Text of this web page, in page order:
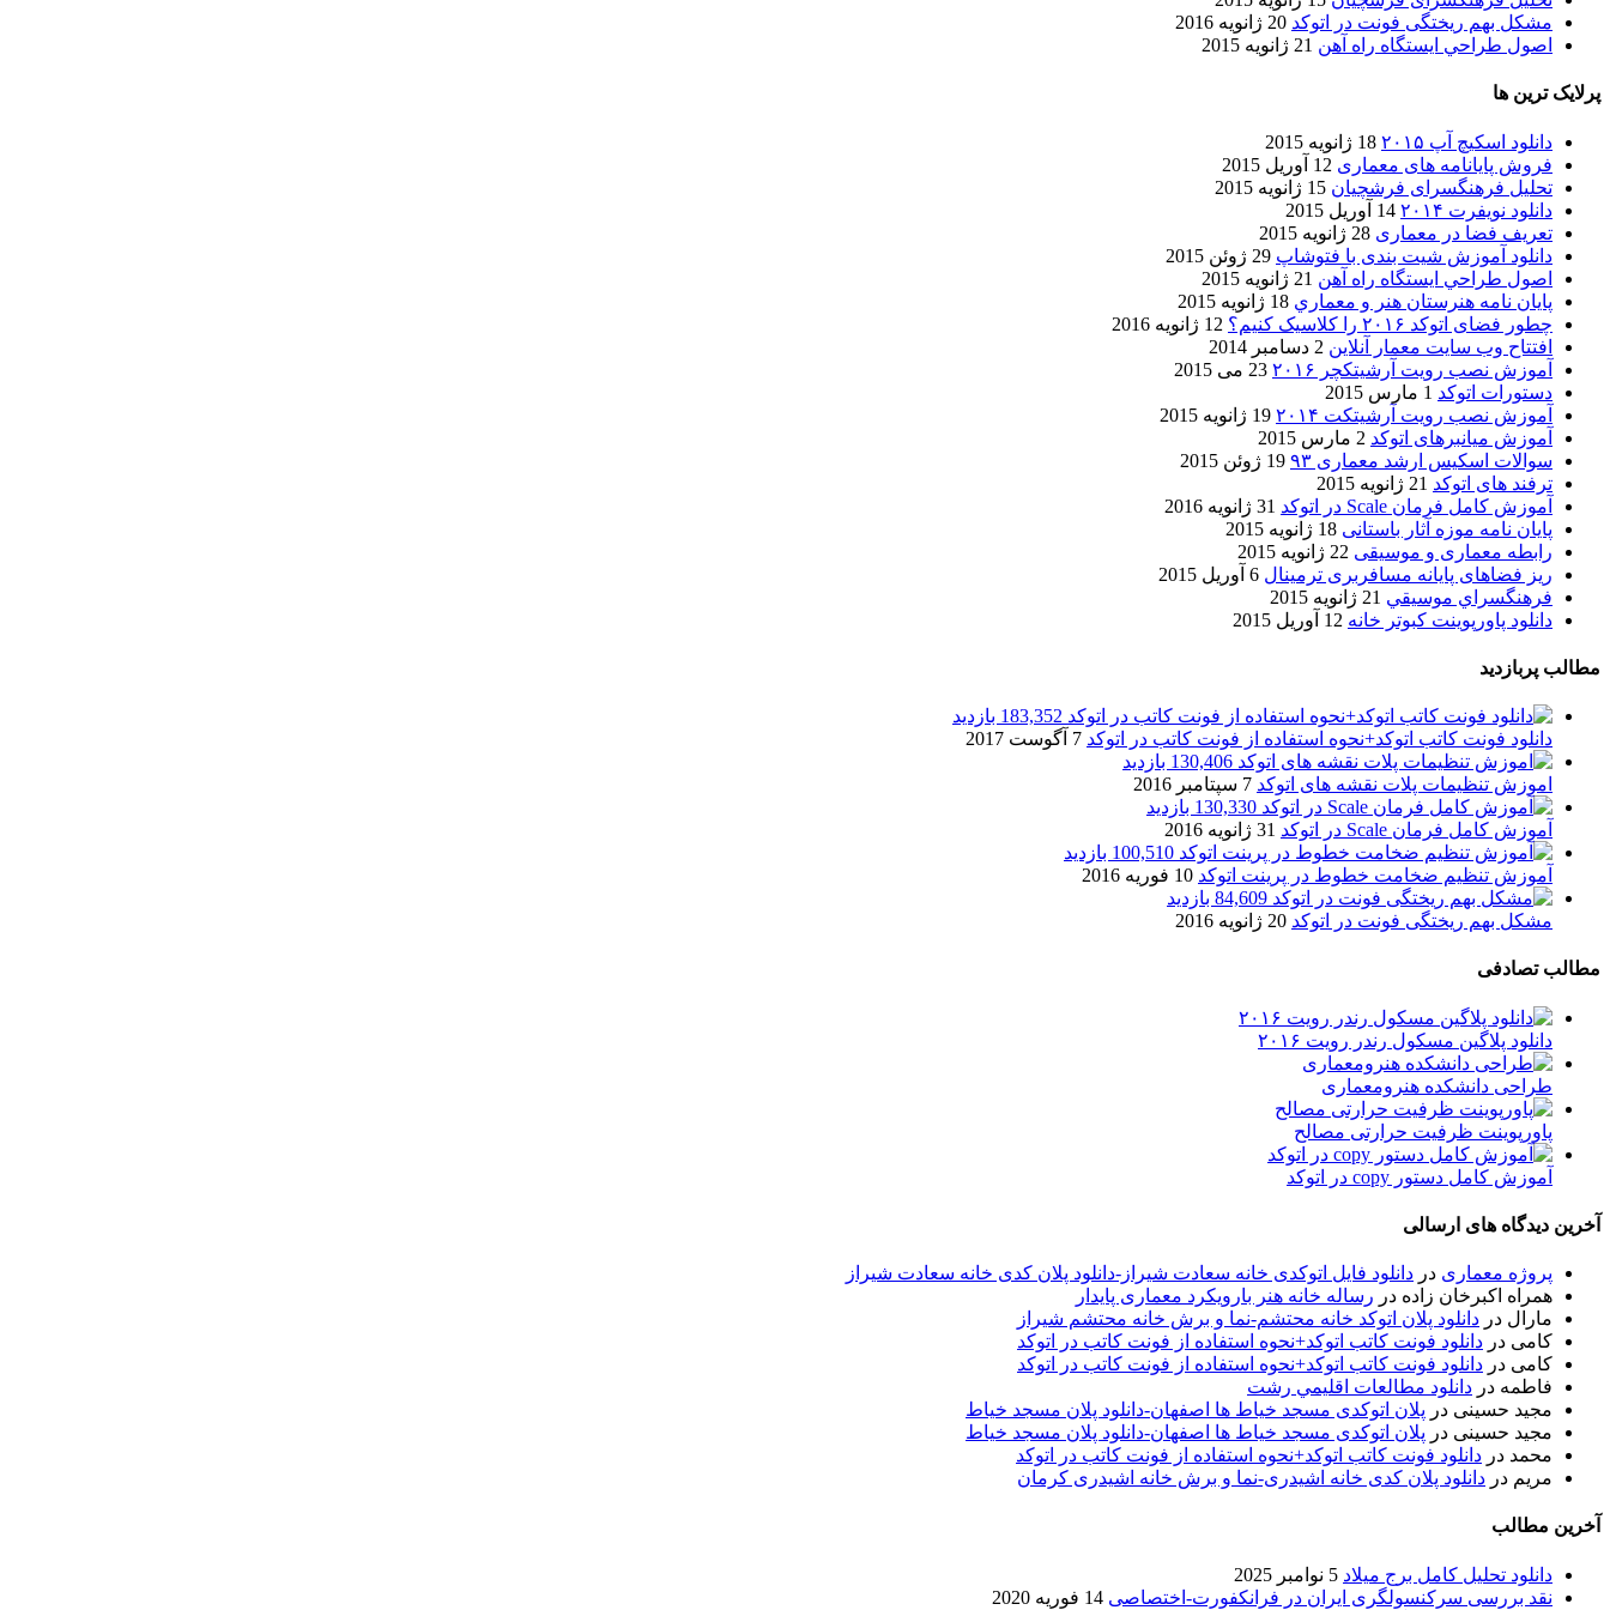
مشکل بهم ریختگی فونت در اتوکد 20 ژانویه 2016
اصول طراحي ایستگاه راه آهن 21 ژانویه 2015
پرلایک ترین ها
دانلود اسکیچ آپ ۲۰۱۵
18 ژانویه 2015
فروش پایانامه های معماری 12 آوریل 2015
تحلیل فرهنگسرای فرشچیان 15 ژانویه 2015
دانلود نویفرت ۲۰۱۴
14 آوریل 2015
تعریف فضا در معماری 28 ژانویه 2015
دانلود آموزش شیت بندی با فتوشاپ 29 ژوئن 2015
اصول طراحي ایستگاه راه آهن 21 ژانویه 2015
پایان نامه هنرستان هنر و معماري 18 ژانویه 2015
چطور فضای اتوکد ۲۰۱۶ را کلاسیک کنیم؟
12 ژانویه 2016
افتتاح وب سایت معمار آنلاین 2 دسامبر 2014
آموزش نصب رویت آرشیتکچر ۲۰۱۶
23 می 2015
دستورات اتوکد 1 مارس 2015
آموزش نصب رویت آرشیتکت ۲۰۱۴
19 ژانویه 2015
آموزش میانبرهای اتوکد 2 مارس 2015
سوالات اسکیس ارشد معماری ۹۳
19 ژوئن 2015
ترفند های اتوکد 21 ژانویه 2015
آموزش کامل فرمان Scale در اتوکد
31 ژانویه 2016
پایان نامه موزه آثار باستانی 18 ژانویه 2015
رابطه معماری و موسیقی 22 ژانویه 2015
ریز فضاهای پایانه مسافربری ترمینال 6 آوریل 2015
فرهنگسراي موسيقي 21 ژانویه 2015
دانلود پاورپوینت کبوتر خانه 12 آوریل 2015
مطالب پربازدید
183,352 بازدید
دانلود فونت کاتب اتوکد+نحوه استفاده از فونت کاتب در اتوکد 7 آگوست 2017
130,406 بازدید
اموزش تنظیمات پلات نقشه های اتوکد 7 سپتامبر 2016
130,330 بازدید
آموزش کامل فرمان Scale در اتوکد
31 ژانویه 2016
100,510 بازدید
آموزش تنظیم ضخامت خطوط در پرینت اتوکد 10 فوریه 2016
84,609 بازدید
مشکل بهم ریختگی فونت در اتوکد 20 ژانویه 2016
مطالب تصادفی
دانلود پلاگین مسکول رندر رویت ۲۰۱۶
طراحی دانشکده هنرومعماری
پاورپوینت ظرفیت حرارتی مصالح
آموزش کامل دستور copy در اتوکد
آخرین دیدگاه های ارسالی
پروژه معماری در دانلود فایل اتوکدی خانه سعادت شیراز-دانلود پلان کدی خانه سعادت شیراز
همراه اکبرخان زاده در رساله خانه هنر بارویکرد معماری پایدار
مارال در دانلود پلان اتوکد خانه محتشم-نما و برش خانه محتشم شیراز
کامی در دانلود فونت کاتب اتوکد+نحوه استفاده از فونت کاتب در اتوکد
کامی در دانلود فونت کاتب اتوکد+نحوه استفاده از فونت کاتب در اتوکد
فاطمه در دانلود مطالعات اقليمي رشت
مجید حسینی در پلان اتوکدی مسجد خیاط ها اصفهان-دانلود پلان مسجد خیاط
مجید حسینی در پلان اتوکدی مسجد خیاط ها اصفهان-دانلود پلان مسجد خیاط
محمد در دانلود فونت کاتب اتوکد+نحوه استفاده از فونت کاتب در اتوکد
مریم در دانلود پلان کدی خانه اشیدری-نما و برش خانه اشیدری کرمان
آخرین مطالب
دانلود تحلیل کامل برج میلاد 5 نوامبر 2025
نقد بررسی سرکنسولگری ایران در فرانکفورت-اختصاصی 14 فوریه 2020